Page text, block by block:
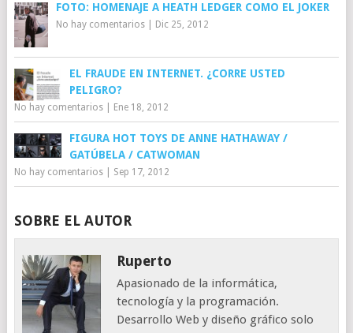
FOTO: HOMENAJE A HEATH LEDGER COMO EL JOKER
No hay comentarios| Dic 25, 2012
EL FRAUDE EN INTERNET. ¿CORRE USTED
PELIGRO?
No hay comentarios| Ene 18, 2012
FIGURA HOT TOYS DE ANNE HATHAWAY /
GATÚBELA / CATWOMAN
No hay comentarios| Sep 17, 2012
SOBRE EL AUTOR
Ruperto
Apasionado de la informática,
tecnología y la programación.
Desarrollo Web y diseño gráfico solo